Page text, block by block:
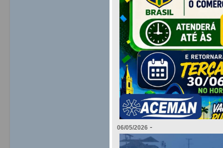
06/05/2026 -